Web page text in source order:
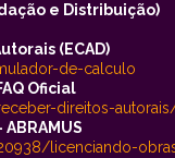
e Distribuição)
(ECAD)
de-calculo
Oficial
direitos-
licenciando-